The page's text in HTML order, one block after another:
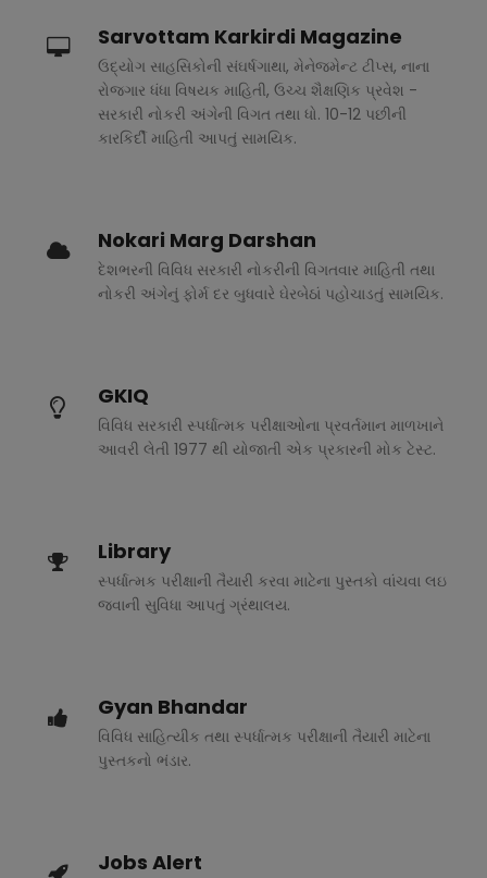
Sarvottam Karkirdi Magazine
ઉદ્યોગ સાહસિકોની સંઘર્ષગાથા, મેનેજમેન્ટ ટીપ્સ, નાના
રોજગાર ધંધા વિષયક માહિતી, ઉચ્ચ શૈક્ષણિક પ્રવેશ -
સરકારી નોકરી અંગેની વિગત તથા ધો. 10-12 પછીની
કારકિર્દી માહિતી આપતું સામયિક.
Nokari Marg Darshan
દેશભરની વિવિધ સરકારી નોકરીની વિગતવાર માહિતી તથા
નોકરી અંગેનું ફોર્મ દર બુધવારે ઘેરબેઠાં પહોચાડતું સામયિક.
GKIQ
વિવિધ સરકારી સ્પર્ધાત્મક પરીક્ષાઓના પ્રવર્તમાન માળખાને
આવરી લેતી 1977 થી યોજાતી એક પ્રકારની મોક ટેસ્ટ.
Library
સ્પર્ધાત્મક પરીક્ષાની તૈયારી કરવા માટેના પુસ્તકો વાંચવા લઇ
જવાની સુવિધા આપતું ગ્રંથાલય.
Gyan Bhandar
વિવિધ સાહિત્યીક તથા સ્પર્ધાત્મક પરીક્ષાની તૈયારી માટેના
પુસ્તકનો ભંડાર.
Jobs Alert